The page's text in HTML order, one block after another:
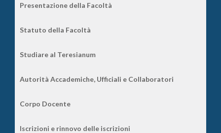
Presentazione della Facoltà
Statuto della Facoltà
Studiare al Teresianum
Autorità Accademiche, Ufficiali e Collaboratori
Corpo Docente
Iscrizioni e rinnovo delle iscrizioni